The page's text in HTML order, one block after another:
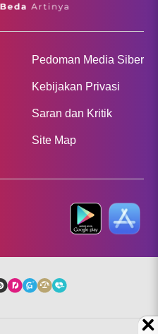
Pedoman Media Siber
Kebijakan Privasi
Saran dan Kritik
Site Map